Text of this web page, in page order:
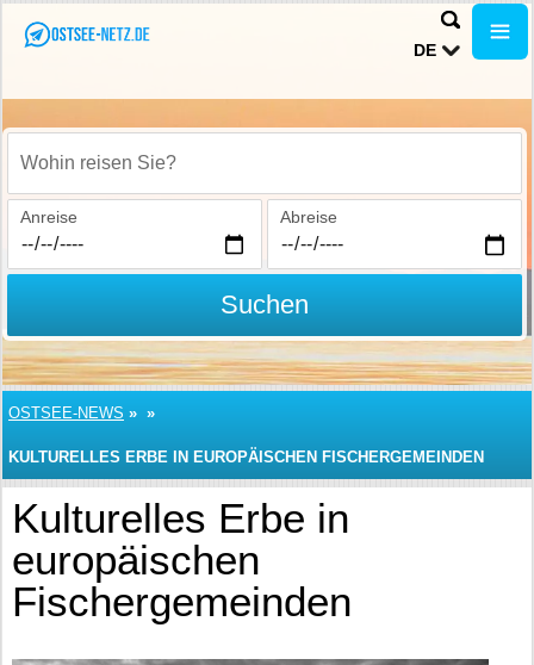
DE
Wohin reisen Sie?
Anreise Abreise
Suchen
OSTSEE-NEWS » »
KULTURELLES ERBE IN EUROPÄISCHEN FISCHERGEMEINDEN
Kulturelles Erbe in
europäischen
Fischergemeinden